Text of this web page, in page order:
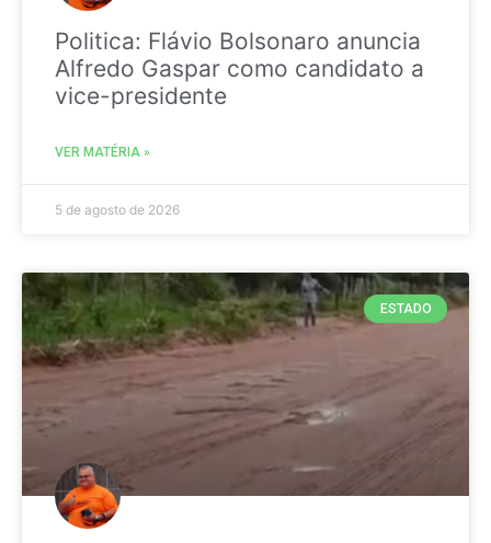
Politica: Flávio Bolsonaro anuncia
Alfredo Gaspar como candidato a
vice-presidente
VER MATÉRIA »
5 de agosto de 2026
ESTADO